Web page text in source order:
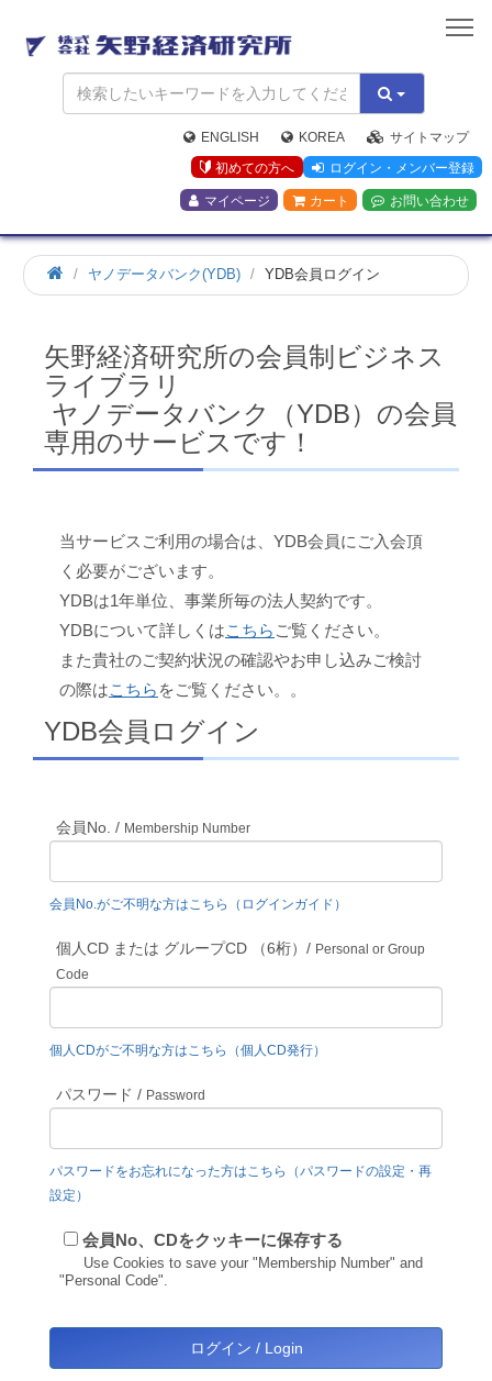
矢
野
経
済
研
究
所
ENGLISH KOREA
サイトマップ
初めての方へ
ログイン・メンバー登録
マイページ カート お問い合わせ
ホ
ー
ヤノデータバンク(YDB) YDB会員ログイン
矢野経済研究所の会員制ビジネス
ライブラリ
ヤノデータバンク（YDB）の会員
専用のサービスです！
当サービスご利用の場合は、YDB会員にご入会頂
く必要がございます。
YDBは1年単位、事業所毎の法人契約です。
YDBについて詳しくはこちら ご覧ください。
また貴社のご契約状況の確認やお申し込みご検討
の際はこちら をご覧ください。。
YDB会員ログイン
会員No. / Membership Number
会員No.がご不明な方はこちら（ログインガイド）
個人CD または グループCD （6桁）/ Personal or Group
Code
個人CDがご不明な方はこちら（個人CD発行）
パスワード / Password
パスワードをお忘れになった方はこちら（パスワードの設定・再
設定）
会員No、CDをクッキーに保存する
Use Cookies to save your "Membership Number" and
"Personal Code".